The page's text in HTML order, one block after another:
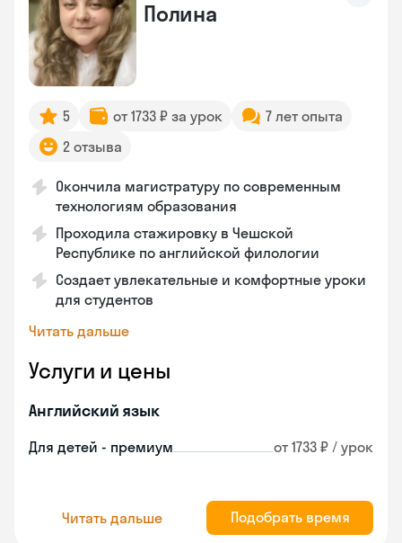
Полина
5 от 1733 ₽ за урок
7 лет опыта
2 отзыва
Окончила магистратуру по современным
технологиям образования
Проходила стажировку в Чешской
Республике по английской филологии
Создает увлекательные и комфортные уроки
для студентов
Читать дальше
Услуги и цены
Английский язык
Для детей - премиум от 1733 ₽ / урок
Читать дальше Подобрать время